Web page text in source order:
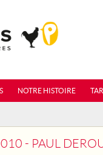
NOTRE HISTOIRE
PAUL DEROULEDE.